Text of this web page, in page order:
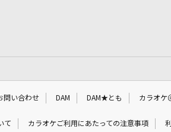
問い合わせ DAM DAM★とも カラオケ
て カラオケご利用にあたっての注意事項